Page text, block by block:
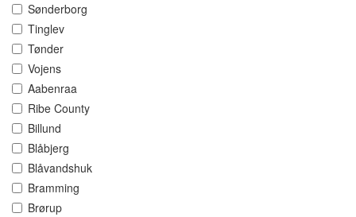
Sønderborg
Tinglev
Tønder
Vojens
Aabenraa
Ribe County
Billund
Blåbjerg
Blåvandshuk
Bramming
Brørup